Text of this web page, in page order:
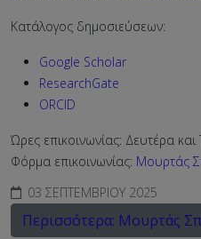
Κατάλογος δημοσιεύσεων:
Google Scholar
ResearchGate
ORCID
Ώρες επικοινωνίας: Δευτέρα και
Φόρμα επικοινωνίας: Μουρτάς
03 ΣΕΠΤΕΜΒΡΊΟΥ 2025
Περισσότερα: Μουρτάς